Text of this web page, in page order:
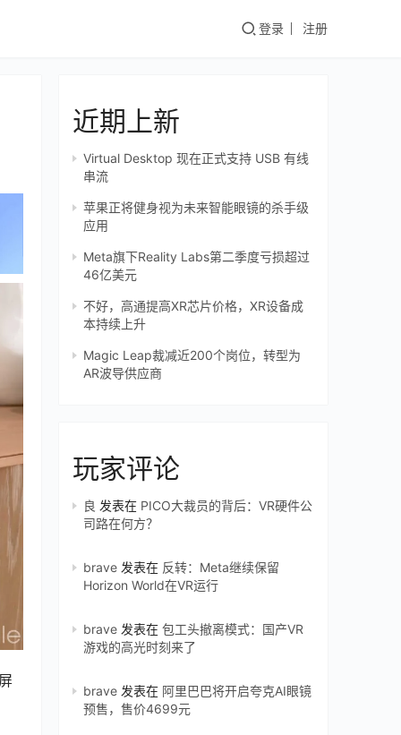
登录 注册
近期上新
Virtual Desktop 现在正式支持 USB 有线
串流
苹果正将健身视为未来智能眼镜的杀手级
应用
Meta旗下Reality Labs第二季度亏损超过
46亿美元
不好，高通提高XR芯片价格，XR设备成
本持续上升
Magic Leap裁减近200个岗位，转型为
AR波导供应商
玩家评论
良 发表在 PICO大裁员的背后：VR硬件公
司路在何方？
brave 发表在 反转：Meta继续保留
Horizon World在VR运行
brave 发表在 包工头撤离模式：国产VR
游戏的高光时刻来了
brave 发表在 阿里巴巴将开启夸克AI眼镜
预售，售价4699元